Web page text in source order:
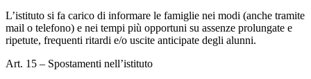
L’istituto si fa carico di informare le famiglie nei modi (anche tramite
mail o telefono) e nei tempi più opportuni su assenze prolungate e
ripetute, frequenti ritardi e/o uscite anticipate degli alunni.
Art. 15 – Spostamenti nell’istituto